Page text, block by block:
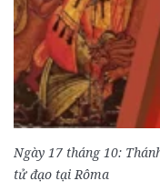
Ngày 17 tháng 10:
tử đạo tại Rôma